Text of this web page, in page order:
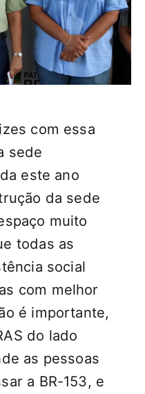
com essa
sede
este ano
da sede
muito
todas as
social
com melhor
é importante,
do lado
as pessoas
a BR-153, e